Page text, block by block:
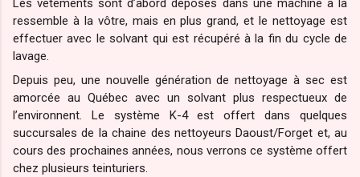
Les vêtements sont d’abord déposés dans une machine à la
ressemble à la vôtre, mais en plus grand, et le nettoyage est
effectuer avec le solvant qui est récupéré à la fin du cycle de
lavage.
Depuis peu, une nouvelle génération de nettoyage à sec est
amorcée au Québec avec un solvant plus respectueux de
l’environnent. Le système K-4 est offert dans quelques
succursales de la chaine des nettoyeurs Daoust/Forget et, au
cours des prochaines années, nous verrons ce système offert
chez plusieurs teinturiers.